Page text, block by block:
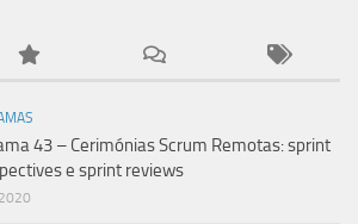
43 – Cerimónias Scrum Remotas: sprint
e sprint reviews